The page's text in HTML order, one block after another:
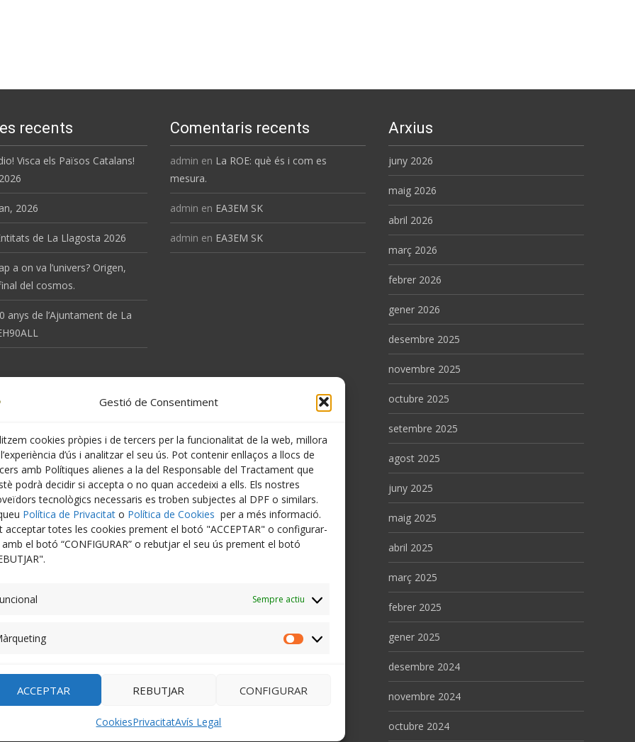
Gestió de Consentiment
cookies pròpies i de tercers per la funcionalitat de la web, millora
d’ús i analitzar el seu ús. Pot contenir enllaços a llocs de
amb Polítiques alienes a la del Responsable del Tractament que
podrà decidir si accepta o no quan accedeixi a ells. Els nostres
tecnològics necessaris es troben subjectes al DPF o similars.
Política de Privacitat o Política de Cookies per a més informació.
acceptar totes les cookies prement el botó "ACCEPTAR" o configurar-
el botó “CONFIGURAR” o rebutjar el seu ús prement el botó
Sempre actiu
Màrqueting
ACCEPTAR REBUTJAR CONFIGURAR
CookiesPrivacitatAvís Legal
recents
Visca els Països Catalans!
2026
de La Llagosta 2026
a on va l’univers? Origen,
del cosmos.
anys de l’Ajuntament de La
Comentaris recents
admin en La ROE: què és i com es
mesura.
admin en EA3EM SK
admin en EA3EM SK
Arxius
juny 2026
maig 2026
abril 2026
març 2026
febrer 2026
gener 2026
desembre 2025
novembre 2025
octubre 2025
setembre 2025
agost 2025
juny 2025
maig 2025
abril 2025
març 2025
febrer 2025
gener 2025
desembre 2024
novembre 2024
octubre 2024